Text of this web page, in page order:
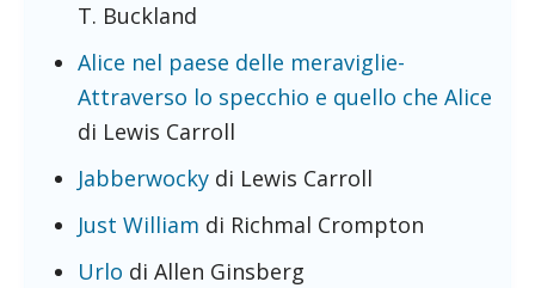
T. Buckland
Alice nel paese delle meraviglie-
Attraverso lo specchio e quello che Alice
di Lewis Carroll
Jabberwocky di Lewis Carroll
Just William di Richmal Crompton
Urlo di Allen Ginsberg